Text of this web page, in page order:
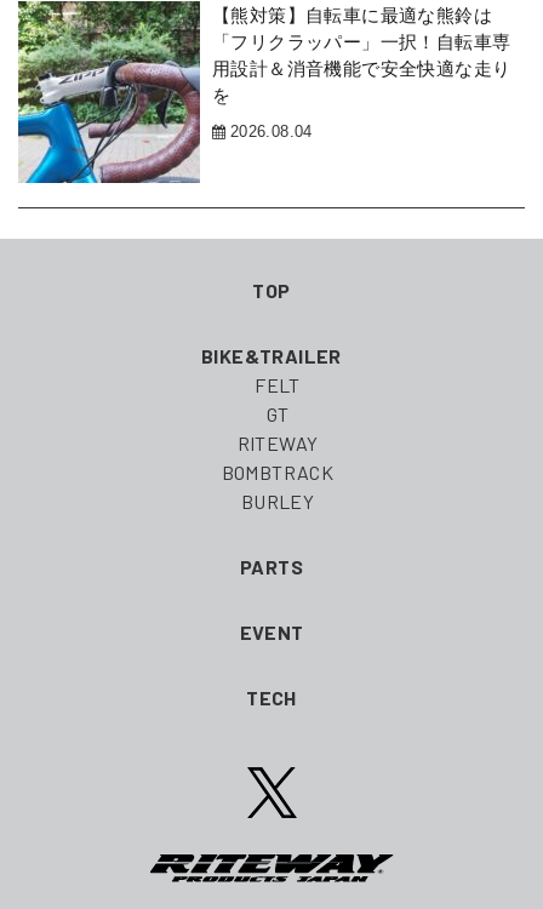
【熊対策】自転車に最適な熊鈴は
「フリクラッパー」一択！自転車専
用設計＆消音機能で安全快適な走り
を
2026.08.04
TOP
BIKE&TRAILER
FELT
GT
RITEWAY
BOMBTRACK
BURLEY
PARTS
EVENT
TECH